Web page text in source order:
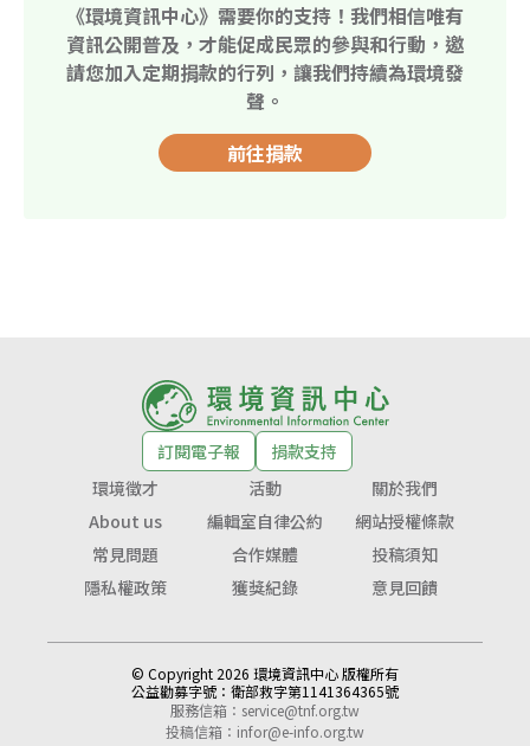
《環境資訊中心》需要你的支持！我們相信唯有
資訊公開普及，才能促成民眾的參與和行動，邀
請您加入定期捐款的行列，讓我們持續為環境發
聲。
前往捐款
訂閱電子報
捐款支持
環境徵才
活動
關於我們
About us
編輯室自律公約
網站授權條款
常見問題
合作媒體
投稿須知
隱私權政策
獲獎紀錄 意見回饋
© Copyright 2026 環境資訊中心 版權所有
公益勸募字號： 衛部救字第1141364365號
服務信箱： service@tnf.org.tw
投稿信箱： infor@e-info.org.tw